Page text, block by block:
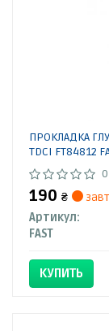
ПРОКЛАДКА
TDCI FT84812
190 ₴
Артикул:
FAST
КУПИТЬ